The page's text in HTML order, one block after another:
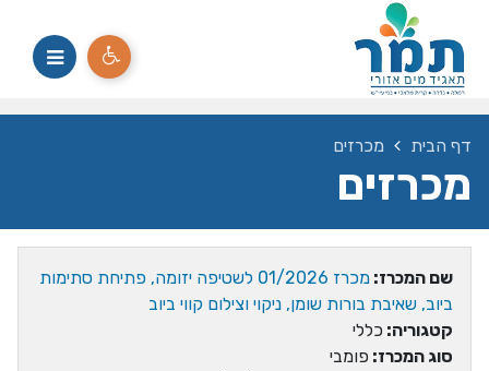
דף הבית מכרזים
מכרזים
שם המכרז:
מכרז 01/2026 לשטיפה יזומה, פתיחת סתימות
ביוב, שאיבת בורות שומן, ניקוי וצילום קווי ביוב
קטגוריה: כללי
סוג המכרז: פומבי